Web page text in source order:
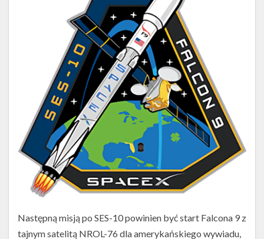
Następną misją po SES-10 powinien być start Falcona 9 z
tajnym satelitą NROL-76 dla amerykańskiego wywiadu,